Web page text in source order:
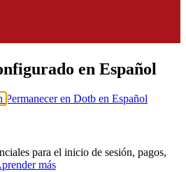
en Español
Permanecer en Dotb en Español
para el inicio de sesión, pagos,
más